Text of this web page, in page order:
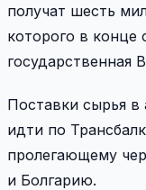
получат шесть
которого в конце
государственная
Поставки сырья в
идти по
пролегающему
и Болгарию.